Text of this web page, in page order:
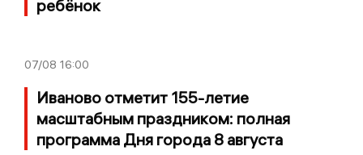
ребёнок
07/08 16:00
Иваново отметит 155-летие
масштабным праздником: полная
программа Дня города 8 августа